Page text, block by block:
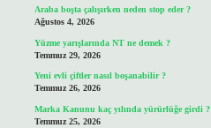
Araba boşta çalışırken neden stop eder ?
Ağustos 4, 2026
Yüzme yarışlarında NT ne demek ?
Temmuz 29, 2026
Yeni evli çiftler nasıl boşanabilir ?
Temmuz 26, 2026
Marka Kanunu kaç yılında yürürlüğe girdi ?
Temmuz 25, 2026